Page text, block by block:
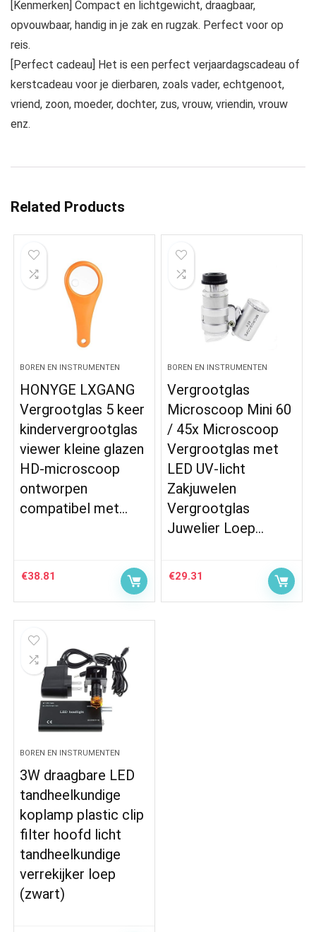
[Kenmerken] Compact en lichtgewicht, draagbaar,
opvouwbaar, handig in je zak en rugzak. Perfect voor op
reis.
[Perfect cadeau] Het is een perfect verjaardagscadeau of
kerstcadeau voor je dierbaren, zoals vader, echtgenoot,
vriend, zoon, moeder, dochter, zus, vrouw, vriendin, vrouw
enz.
Related Products
BOREN EN INSTRUMENTEN
HONYGE LXGANG
Vergrootglas 5 keer
kindervergrootglas
viewer kleine glazen
HD-microscoop
ontworpen
compatibel met…
€38.81
BOREN EN INSTRUMENTEN
Vergrootglas
Microscoop Mini 60
/ 45x Microscoop
Vergrootglas met
LED UV-licht
Zakjuwelen
Vergrootglas
Juwelier Loep…
€29.31
BOREN EN INSTRUMENTEN
3W draagbare LED
tandheelkundige
koplamp plastic clip
filter hoofd licht
tandheelkundige
verrekijker loep
(zwart)